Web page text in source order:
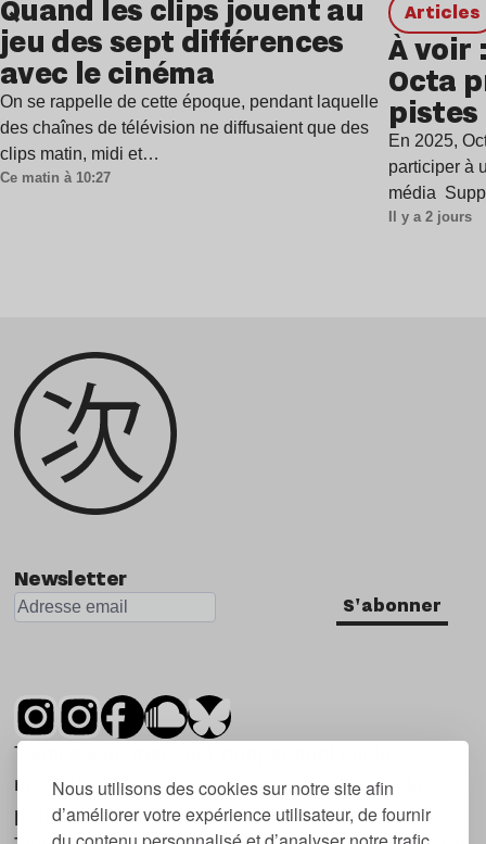
Nous utilisons des cookies sur notre site afin
d’améliorer votre expérience utilisateur, de fournir
Quand les clips jouent au
jeu des sept différences
avec le cinéma
On se rappelle de cette époque, pendant laquelle
des chaînes de télévision ne diffusaient que des
clips matin, midi et…
Ce matin à 10:27
Articles
À voir
Octa
ère
En 2025,
participer à
média
Il y a 2 jours
Newsletter
S'abonner
Tsugi est un mensuel indépendant sur la
musique et les nouvelles tendances, dont la
première parution date de 2007.